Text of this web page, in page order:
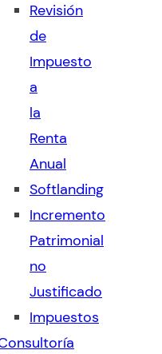
Revisión
de
Impuesto
a
la
Renta
Anual
Softlanding
Incremento
Patrimonial
no
Justificado
Impuestos